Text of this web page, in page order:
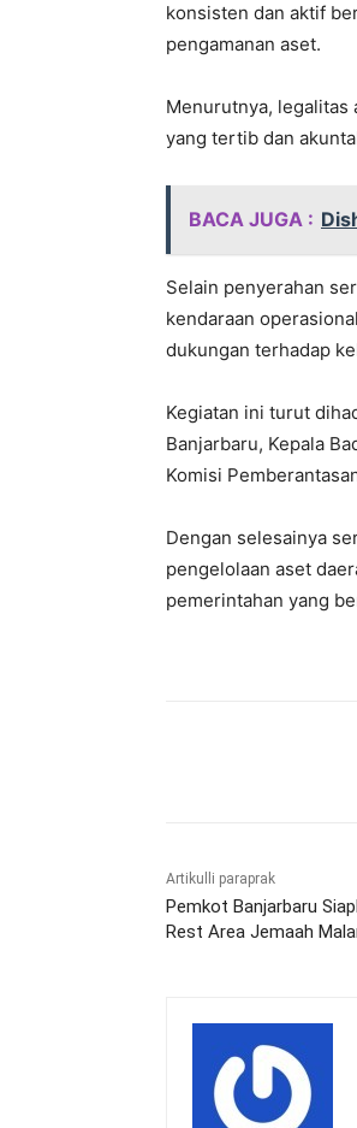
konsisten dan aktif
pengamanan aset.
Menurutnya, legalitas
yang tertib dan
BACA JUGA :
Selain penyerahan
kendaraan
dukungan terhadap
Kegiatan ini turut
Banjarbaru, Kepala
Komisi
Dengan selesainya
pengelolaan aset
pemerintahan yang
Artikulli paraprak
Pemkot Banjarbaru
Rest Area Jemaah